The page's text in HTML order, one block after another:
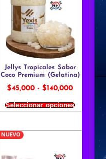
Jellys Tropicales Sabor
Coco Premium (Gelatina)
$45,000 - $140,000
Seleccionar opciones
NUEVO